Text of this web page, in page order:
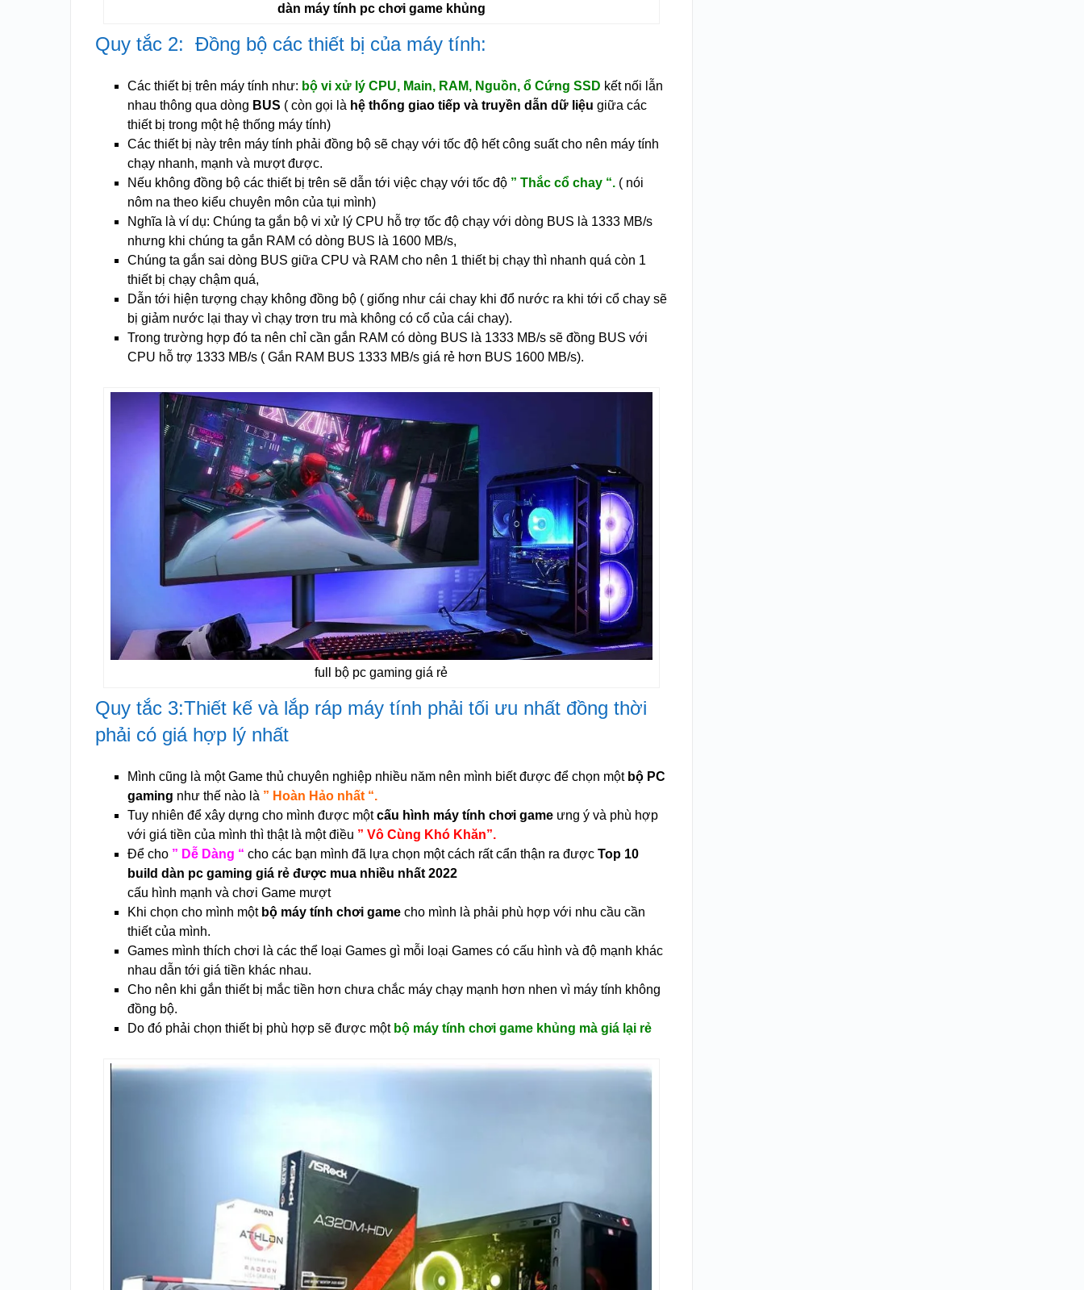
dàn máy tính pc chơi game khủng
Quy tắc 2: Đồng bộ các thiết bị của máy tính:
Các thiết bị trên máy tính như: bộ vi xử lý CPU, Main, RAM, Nguồn, ổ Cứng SSD kết nối lẫn
nhau thông qua dòng BUS ( còn gọi là hệ thống giao tiếp và truyền dẫn dữ liệu giữa các
thiết bị trong một hệ thống máy tính)
Các thiết bị này trên máy tính phải đồng bộ sẽ chạy với tốc độ hết công suất cho nên máy tính
chạy nhanh, mạnh và mượt được.
Nếu không đồng bộ các thiết bị trên sẽ dẫn tới việc chạy với tốc độ ” Thắc cổ chay “. ( nói
nôm na theo kiểu chuyên môn của tụi mình)
Nghĩa là ví dụ: Chúng ta gắn bộ vi xử lý CPU hỗ trợ tốc độ chạy với dòng BUS là 1333 MB/s
nhưng khi chúng ta gắn RAM có dòng BUS là 1600 MB/s,
Chúng ta gắn sai dòng BUS giữa CPU và RAM cho nên 1 thiết bị chạy thì nhanh quá còn 1
thiết bị chạy chậm quá,
Dẫn tới hiện tượng chạy không đồng bộ ( giống như cái chay khi đổ nước ra khi tới cổ chay sẽ
bị giảm nước lại thay vì chạy trơn tru mà không có cổ của cái chay).
Trong trường hợp đó ta nên chỉ cần gắn RAM có dòng BUS là 1333 MB/s sẽ đồng BUS với
CPU hỗ trợ 1333 MB/s ( Gắn RAM BUS 1333 MB/s giá rẻ hơn BUS 1600 MB/s).
full bộ pc gaming giá rẻ
Quy tắc 3:Thiết kế và lắp ráp máy tính phải tối ưu nhất đồng thời
phải có giá hợp lý nhất
Mình cũng là một Game thủ chuyên nghiệp nhiều năm nên mình biết được để chọn một bộ PC
gaming như thế nào là ” Hoàn Hảo nhất “.
Tuy nhiên để xây dựng cho mình được mộtcấu hình máy tính chơi game ưng ý và phù hợp
với giá tiền của mình thì thật là một điều ” Vô Cùng Khó Khăn”.
Để cho ” Dễ Dàng “ cho các bạn mình đã lựa chọn một cách rất cẩn thận ra đượcTop 10
build dàn pc gaming giá rẻ được mua nhiều nhất 2022
cấu hình mạnh và chơi Game mượt
Khi chọn cho mình một bộ máy tính chơi game cho mình là phải phù hợp với nhu cầu cần
thiết của mình.
Games mình thích chơi là các thể loại Games gì mỗi loại Games có cấu hình và độ mạnh khác
nhau dẫn tới giá tiền khác nhau.
Cho nên khi gắn thiết bị mắc tiền hơn chưa chắc máy chạy mạnh hơn nhen vì máy tính không
đồng bộ.
Do đó phải chọn thiết bị phù hợp sẽ được một bộ máy tính chơi game khủng mà giá lại rẻ